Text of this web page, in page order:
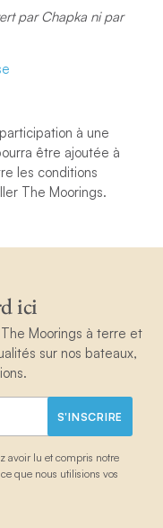
par Chapka ni par
à une
être ajoutée à
les conditions
The Moorings.
ici
Moorings à terre et
sur nos bateaux,
S'INSCRIRE
avoir lu et compris notre
que nous utilisions vos